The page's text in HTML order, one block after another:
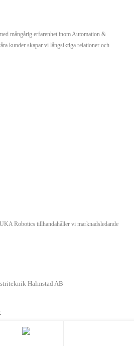
mångårig erfarenhet inom Automation &
kunder skapar vi långsiktiga relationer och
Robotics tillhandahåller vi marknadsledande
Halmstad AB